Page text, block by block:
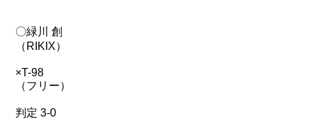
〇緑川 創
（RIKIX）
×T-98
（フリー）
判定 3-0